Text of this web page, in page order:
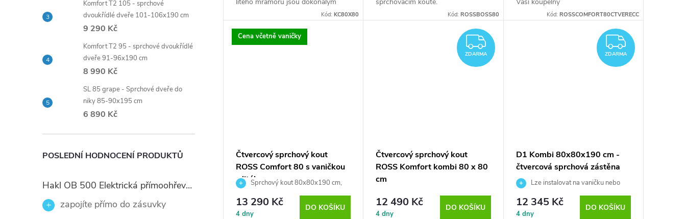
Komfort T2 105 - sprchové
dvoukřídlé dveře 101-106x190 cm
9 290 Kč
Komfort T2 95 - sprchové dvoukřídlé
dveře 91-96x190 cm
8 990 Kč
SL 85 grape - Sprchové dveře do
niky 85-90x195 cm
6 890 Kč
POSLEDNÍ HODNOCENÍ PRODUKTŮ
Hakl OB 500 Elektrická přímoohřevná vodovodní baterie, černé flexi ramínko
zapojíte přímo do zásuvky
Kód:KC80X80 Kód: ROSSBOSS80 Kód: ROSSCOMFORT80CTVERECC
Cena včetně vaničky
Čtvercový sprchový kout
ROSS Comfort 80 s vaničkou
z litého mramoru
Sprchový kout 80x80x190 cm,
bezpečnostní sklo 6 mm
13 290 Kč
4 dny
DO KOŠÍKU
ZDARMA
ZDARMA
Čtvercový sprchový kout
ROSS Komfort kombi 80 x 80
cm
12 490 Kč
4 dny
DO KOŠÍKU
ZDARMA
D1 Kombi 80x80x190 cm -
čtvercová sprchová zástěna
Lze instalovat na vaničku nebo
12 345 Kč
4 dny
DO KOŠÍKU